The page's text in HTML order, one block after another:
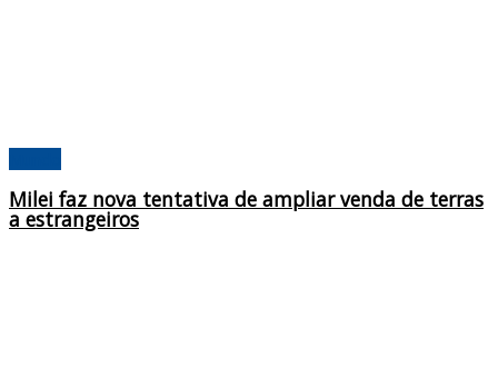
Milei faz nova tentativa de ampliar venda de terras
a estrangeiros